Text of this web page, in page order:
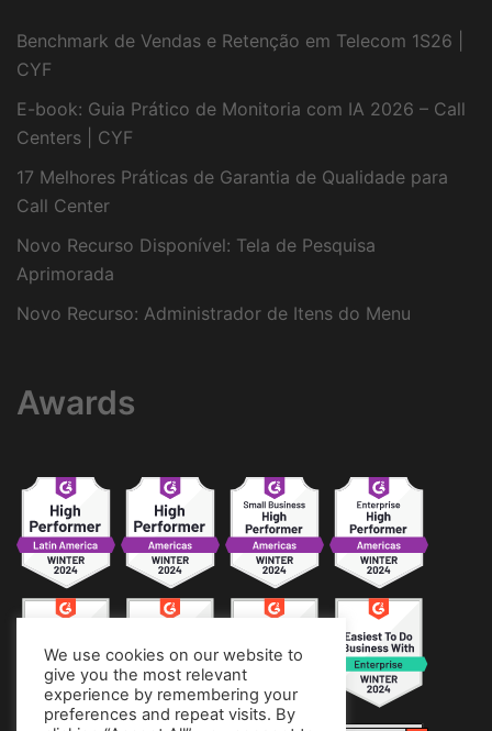
Benchmark de Vendas e Retenção em Telecom 1S26 |
CYF
E-book: Guia Prático de Monitoria com IA 2026 – Call
Centers | CYF
17 Melhores Práticas de Garantia de Qualidade para
Call Center
Novo Recurso Disponível: Tela de Pesquisa
Aprimorada
Novo Recurso: Administrador de Itens do Menu
Awards
We use cookies on our website to
give you the most relevant
experience by remembering your
preferences and repeat visits. By